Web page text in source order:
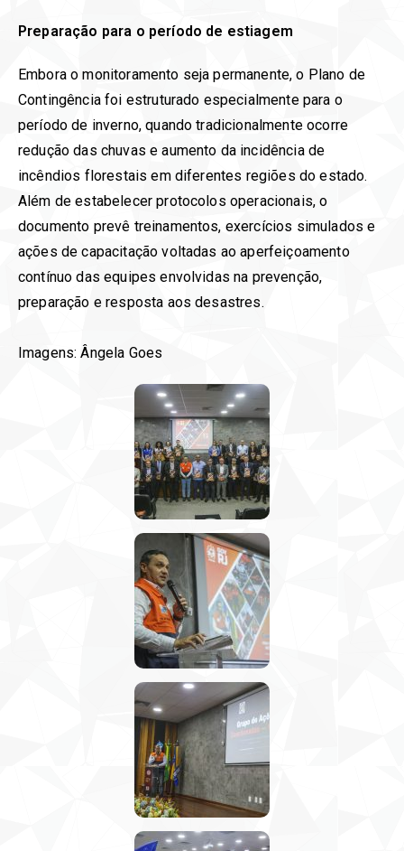
Preparação para o período de estiagem
Embora o monitoramento seja permanente, o Plano de
Contingência foi estruturado especialmente para o
período de inverno, quando tradicionalmente ocorre
redução das chuvas e aumento da incidência de
incêndios florestais em diferentes regiões do estado.
Além de estabelecer protocolos operacionais, o
documento prevê treinamentos, exercícios simulados e
ações de capacitação voltadas ao aperfeiçoamento
contínuo das equipes envolvidas na prevenção,
preparação e resposta aos desastres.
Imagens: Ângela Goes